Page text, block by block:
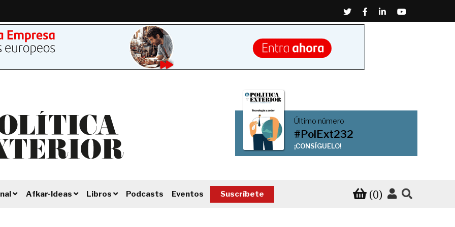
TwitterFacebook
LinkedinYoutube
Último número
#PolExt232
¡CONSÍGUELO!
Afkar-Ideas Libros Podcasts Eventos Suscríbete (0)